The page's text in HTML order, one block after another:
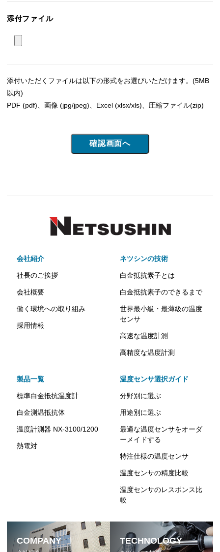
添付ファイル
添付いただくファイルは以下の形式をお選びいただけます。(5MB
以内)
PDF (pdf)、画像 (jpg/jpeg)、Excel (xlsx/xls)、圧縮ファイル(zip)
会社紹介
社長のご挨拶
会社概要
働く環境への取り組み
採用情報
ネツシンの技術
白金抵抗素子とは
白金抵抗素子のできるまで
世界最小級・最薄級の温度
センサ
高速な温度計測
高精度な温度計測
製品一覧
標準白金抵抗温度計
白金測温抵抗体
温度計測器 NX-3100/1200
熱電対
温度センサ選択ガイド
分野別に選ぶ
用途別に選ぶ
最適な温度センサをオーダ
ーメイドする
特注仕様の温度センサ
温度センサの精度比較
温度センサのレスポンス比
較
COMPANY TECHNOLOGY